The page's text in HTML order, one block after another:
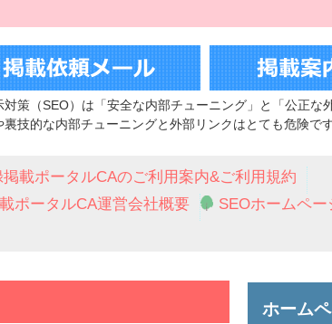
対策（SEO）は「安全な内部チューニング」と「公正な
裏技的な内部チューニングと外部リンクはとても危険です
載ポータルCAのご利用案内&ご利用規約
ポータルCA運営会社概要
SEOホームペー
ホーム